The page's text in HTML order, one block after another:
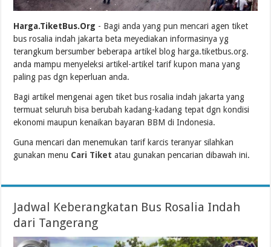
Harga.TiketBus.Org - Bagi anda yang pun mencari agen tiket
bus rosalia indah jakarta beta meyediakan informasinya yg
terangkum bersumber beberapa artikel blog harga.tiketbus.org.
anda mampu menyeleksi artikel-artikel tarif kupon mana yang
paling pas dgn keperluan anda.
Bagi artikel mengenai agen tiket bus rosalia indah jakarta yang
termuat seluruh bisa berubah kadang-kadang tepat dgn kondisi
ekonomi maupun kenaikan bayaran BBM di Indonesia.
Guna mencari dan menemukan tarif karcis teranyar silahkan
gunakan menu Cari Tiket atau gunakan pencarian dibawah ini.
Jadwal Keberangkatan Bus Rosalia Indah
dari Tangerang